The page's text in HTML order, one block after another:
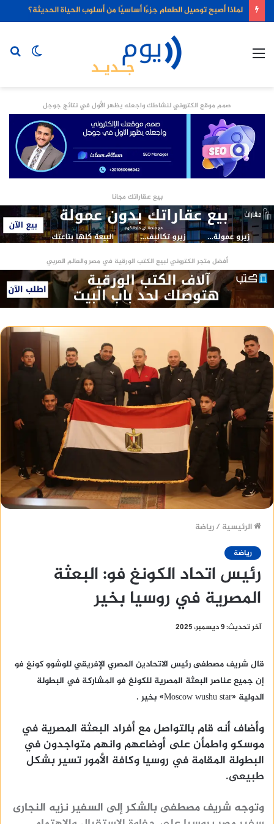
لماذا أصبح توصيل الطعام جزءًا أساسيًا من أسلوب الحياة الحديثة؟
الوضع
صمم موقع الكتروني لنشاطك واجعله يظهر الأول في نتائج جوجل
بيع عقاراتك مجانا
أفضل متجر الكتروني لبيع الكتب الورقية في مصر والعالم العربي
الرئيسية /رياضة
رياضة
رئيس اتحاد الكونغ فو: البعثة
المصرية في روسيا بخير
آخر تحديث: 9 ديسمبر، 2025
قال شريف مصطفى رئيس الاتحادين المصري الإفريقي للوشوو كونغ فو
إن جميع عناصر البعثة المصرية للكونغ فو المشاركة في البطولة
الدولية «Moscow wushu star» بخير .
وأضاف أنه قام بالتواصل مع أفراد البعثة المصرية في
موسكو واطمأن على أوضاعهم وانهم متواجدون في
البطولة المقامة في روسيا وكافة الأمور تسير بشكل
طبيعى.
وتوجه شريف مصطفى بالشكر إلى السفير نزيه النجارى